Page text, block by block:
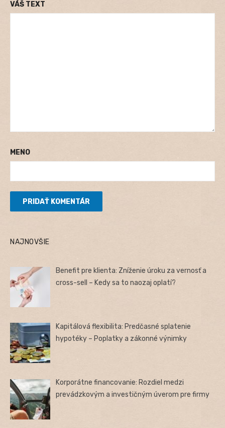
VÁŠ TEXT
MENO
NAJNOVŠIE
Benefit pre klienta: Zníženie úroku za vernosť a
cross-sell – Kedy sa to naozaj oplatí?
Kapitálová flexibilita: Predčasné splatenie
hypotéky – Poplatky a zákonné výnimky
Korporátne financovanie: Rozdiel medzi
prevádzkovým a investičným úverom pre firmy